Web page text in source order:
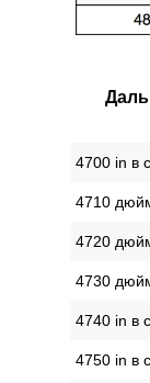
4700 in в
4710
4720
4730
4740 in в
4750 in в